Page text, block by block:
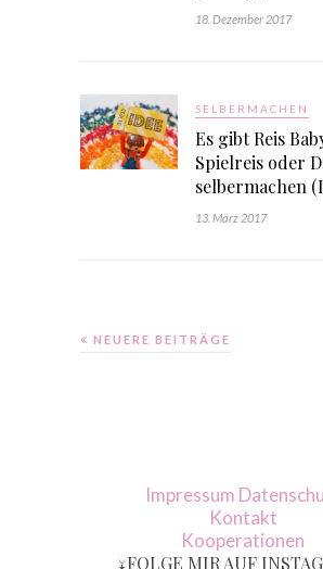
18. Dezember 2017
SELBERMACHEN
Es gibt Reis
Spielreis oder
selbermachen
13. März 2017
NEUERE BEITRÄGE
Impressum
Kontakt
Kooperationen
↓FOLGE MIR AUF